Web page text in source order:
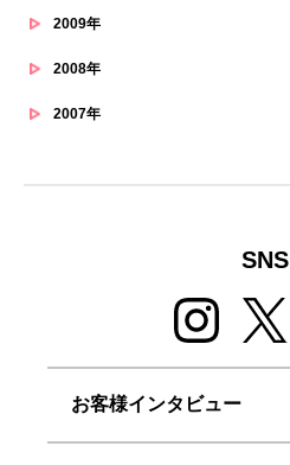
2009年
2008年
2007年
SNS
お客様インタビュー